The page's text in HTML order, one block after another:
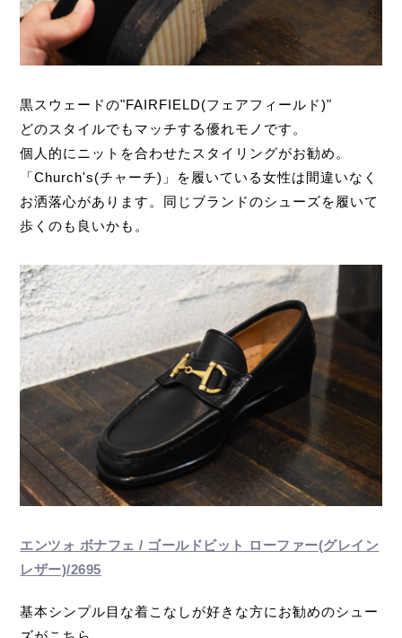
黒スウェードの"FAIRFIELD(フェアフィールド)"
どのスタイルでもマッチする優れモノです。
個人的にニットを合わせたスタイリングがお勧め。
「Church's(チャーチ)」を履いている女性は間違いなく
お洒落心があります。同じブランドのシューズを履いて
歩くのも良いかも。
エンツォ ボナフェ / ゴールドビット ローファー(グレイン
レザー)/2695
基本シンプル目な着こなしが好きな方にお勧めのシュー